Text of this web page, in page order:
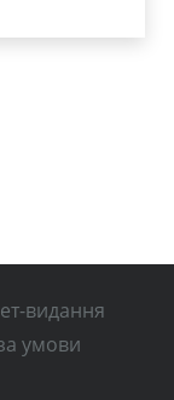
видання
умови